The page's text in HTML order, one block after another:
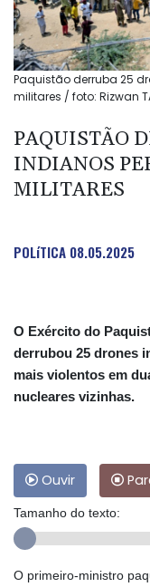
Paquistão derruba 25
militares / foto: Rizwan
PAQUISTÃO
INDIANOS
MILITARES
POLíTICA 08.05.2025
O Exército do
derrubou 25 drones
mais violentos em
nucleares vizinhas.
Ouvir
Tamanho do texto:
O primeiro-ministro